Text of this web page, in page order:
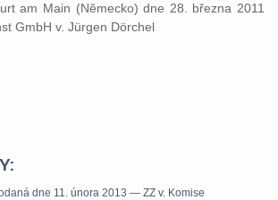
am Main (Německo) dne 28. března 2011
GmbH v. Jürgen Dörchel
dne 11. února 2013 — ZZ v. Komise